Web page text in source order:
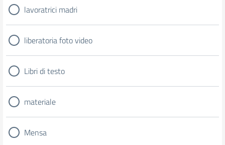
lavoratrici madri
liberatoria foto video
Libri di testo
materiale
Mensa